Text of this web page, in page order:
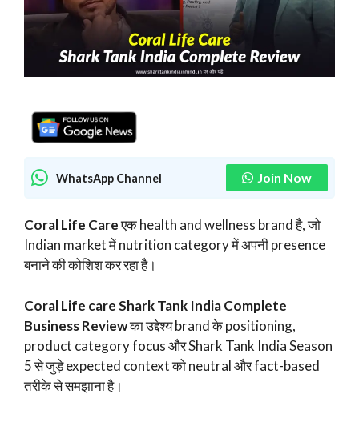
WhatsApp Channel Join Now
Coral Life Careएक health and wellness brand है, जो
Indian market में nutrition category में अपनी presence
बनाने की कोशिश कर रहा है।
Coral Life care Shark Tank India Complete
Business Reviewका उद्देश्य brand के positioning,
product category focus और Shark Tank India Season
5 से जुड़े expected context को neutral और fact-based
तरीके से समझाना है।